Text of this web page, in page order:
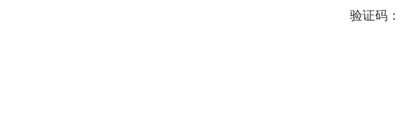
验证码：